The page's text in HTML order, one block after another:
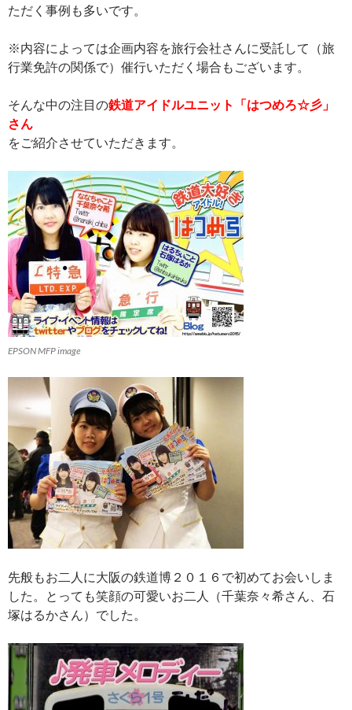
ただく事例も多いです。
※内容によっては企画内容を旅行会社さんに受託して（旅
行業免許の関係で）催行いただく場合もございます。
そんな中の注目の鉄道アイドルユニット「はつめろ☆彡」
さん
をご紹介させていただきます。
EPSON MFP image
先般もお二人に大阪の鉄道博２０１６で初めてお会いしま
した。とっても笑顔の可愛いお二人（千葉奈々希さん、石
塚はるかさん）でした。